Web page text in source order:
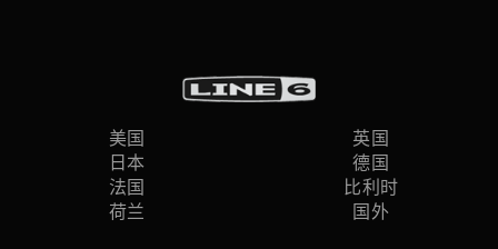
美国
英国
日本
德国
法国
比利时
荷兰
国外